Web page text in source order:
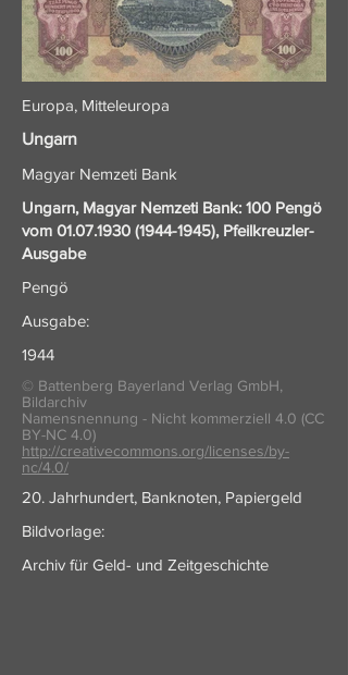
Europa, Mitteleuropa
Ungarn
Magyar Nemzeti Bank
Ungarn, Magyar Nemzeti Bank: 100 Pengö
vom 01.07.1930 (1944-1945), Pfeilkreuzler-
Ausgabe
Pengö
Ausgabe:
1944
© Battenberg Bayerland Verlag GmbH,
Bildarchiv
Namensnennung - Nicht kommerziell 4.0 (CC
BY-NC 4.0)
http://creativecommons.org/licenses/by-
nc/4.0/
20. Jahrhundert, Banknoten, Papiergeld
Bildvorlage:
Archiv für Geld- und Zeitgeschichte